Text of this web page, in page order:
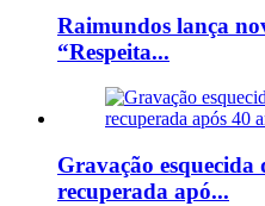
Raimundos lança
“Respeita...
Gravação
recuperada apó...